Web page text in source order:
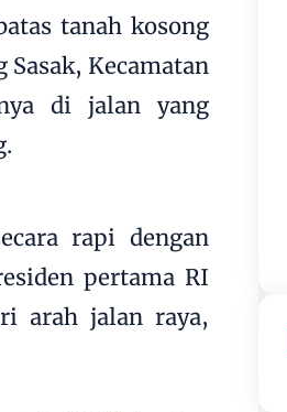
tanah kosong
Sasak, Kecamatan
di jalan yang
rapi dengan
pertama RI
arah jalan raya,